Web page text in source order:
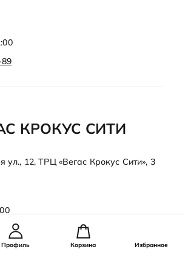
КРОКУС СИТИ
12, ТРЦ «Вегас Крокус Сити», 3
27
Профиль Корзина Избранное